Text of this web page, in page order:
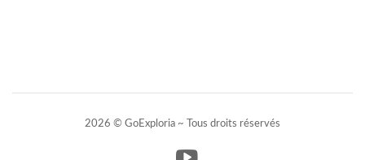
2026 © GoExploria ~ Tous droits réservés